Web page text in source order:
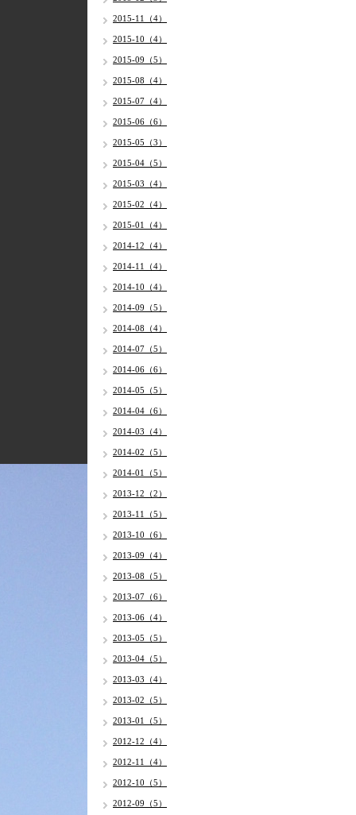
2015-11（4）
2015-10（4）
2015-09（5）
2015-08（4）
2015-07（4）
2015-06（6）
2015-05（3）
2015-04（5）
2015-03（4）
2015-02（4）
2015-01（4）
2014-12（4）
2014-11（4）
2014-10（4）
2014-09（5）
2014-08（4）
2014-07（5）
2014-06（6）
2014-05（5）
2014-04（6）
2014-03（4）
2014-02（5）
2014-01（5）
2013-12（2）
2013-11（5）
2013-10（6）
2013-09（4）
2013-08（5）
2013-07（6）
2013-06（4）
2013-05（5）
2013-04（5）
2013-03（4）
2013-02（5）
2013-01（5）
2012-12（4）
2012-11（4）
2012-10（5）
2012-09（5）